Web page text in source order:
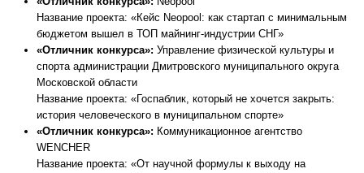
Название проекта: «Кейс Neopool: как стартап с минимальным
бюджетом вышел в ТОП майнинг-индустрии СНГ»
«Отличник конкурса»: Управление физической культуры и
спорта администрации Дмитровского муниципального округа
Московской области
Название проекта: «Госпаблик, который не хочется закрыть:
история человеческого в муниципальном спорте»
«Отличник конкурса»: Коммуникационное агентство
WENCHER
Название проекта: «От научной формулы к выходу на